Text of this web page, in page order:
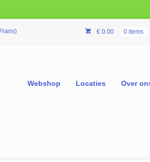
Frans) €0.00 0 items
Webshop Locaties Over